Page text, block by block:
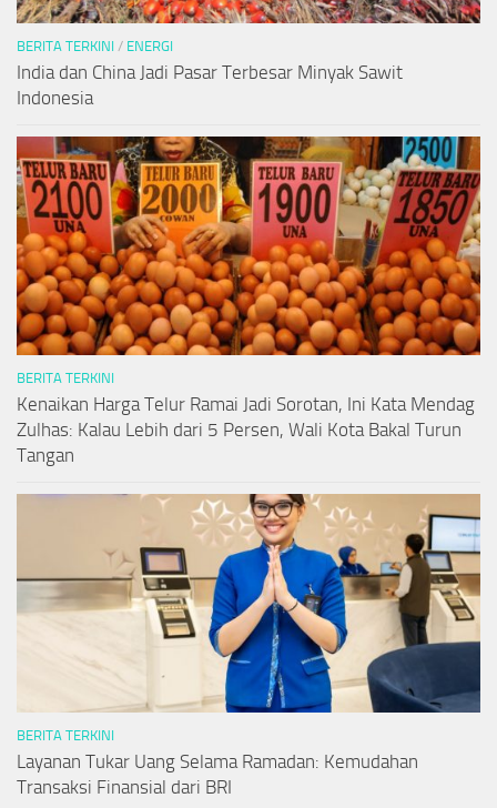
BERITA TERKINI / ENERGI
India dan China Jadi Pasar Terbesar Minyak Sawit
Indonesia
BERITA TERKINI
Kenaikan Harga Telur Ramai Jadi Sorotan, Ini Kata Mendag
Zulhas: Kalau Lebih dari 5 Persen, Wali Kota Bakal Turun
Tangan
BERITA TERKINI
Layanan Tukar Uang Selama Ramadan: Kemudahan
Transaksi Finansial dari BRI